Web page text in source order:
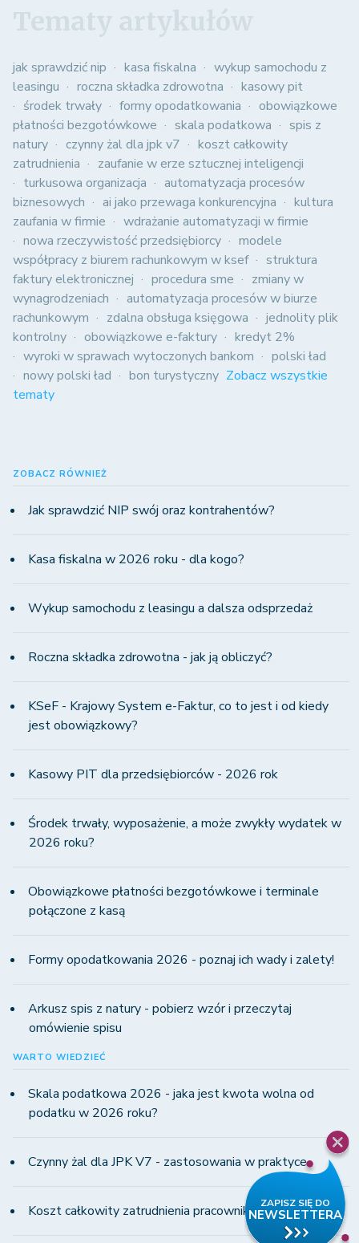
jak sprawdzić nip kasa fiskalna
wykup samochodu z
leasingu
roczna składka zdrowotna
kasowy pit
środek trwały
formy opodatkowania
obowiązkowe
płatności bezgotówkowe
skala podatkowa
spis z
natury
czynny żal dla jpk v7
koszt całkowity
zatrudnienia
zaufanie w erze sztucznej inteligencji
turkusowa organizacja
automatyzacja procesów
biznesowych
ai jako przewaga konkurencyjna
kultura
zaufania w firmie
wdrażanie automatyzacji w firmie
nowa rzeczywistość przedsiębiorcy
modele
współpracy z biurem rachunkowym w ksef
struktura
faktury elektronicznej
procedura sme
zmiany w
wynagrodzeniach
automatyzacja procesów w biurze
rachunkowym
zdalna obsługa księgowa
jednolity plik
kontrolny
obowiązkowe e-faktury
kredyt 2%
wyroki w sprawach wytoczonych bankom
polski ład
nowy polski ład
bon turystyczny Zobacz wszystkie
tematy
ZOBACZ RÓWNIEŻ
Jak sprawdzić NIP swój oraz kontrahentów?
Kasa fiskalna w 2026 roku - dla kogo?
Wykup samochodu z leasingu a dalsza odsprzedaż
Roczna składka zdrowotna - jak ją obliczyć?
KSeF - Krajowy System e-Faktur, co to jest i od kiedy
jest obowiązkowy?
Kasowy PIT dla przedsiębiorców - 2026 rok
Środek trwały, wyposażenie, a może zwykły wydatek w
2026 roku?
Obowiązkowe płatności bezgotówkowe i terminale
połączone z kasą
Formy opodatkowania 2026 - poznaj ich wady i zalety!
Arkusz spis z natury - pobierz wzór i przeczytaj
omówienie spisu
WARTO WIEDZIEĆ
Skala podatkowa 2026 - jaka jest kwota wolna od
podatku w 2026 roku?
Czynny żal dla JPK V7 - zastosowania w praktyce
Koszt całkowity zatrudnienia pracownika w 2026 roku